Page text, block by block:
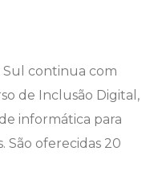
Sul continua com
de Inclusão Digital,
informática para
São oferecidas 20